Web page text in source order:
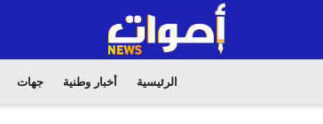
الرئيسية أخبار وطنية جهات